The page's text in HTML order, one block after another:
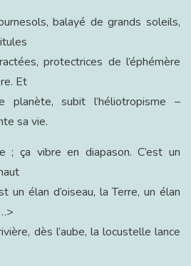
balayé de grands soleils,
protectrices de l’éphémère
Et
planète, subit l’héliotropisme –
sa vie.
; ça vibre en diapason. C’est un
un élan d’oiseau, la Terre, un élan
dès l’aube, la locustelle lance